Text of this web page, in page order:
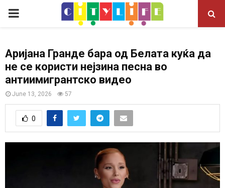
P
I
M
A
Аријана Гранде бара од Белата куќа да
не се користи нејзина песна во
антиимигрантско видео
June 13, 2026 57
0